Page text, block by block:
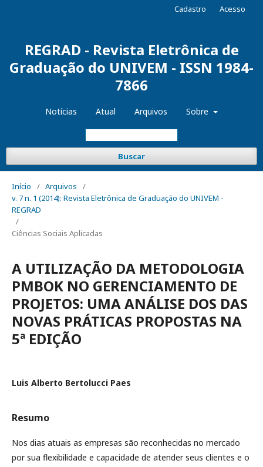
REGRAD - Revista Eletrônica de
Graduação do UNIVEM - ISSN 1984-
7866
Notícias Atual Arquivos Sobre
Buscar
Cadastro Acesso
Início / Arquivos
/
v. 7 n. 1 (2014): Revista Eletrônica de Graduação do UNIVEM -
REGRAD
/
Ciências Sociais Aplicadas
A UTILIZAÇÃO DA METODOLOGIA
PMBOK NO GERENCIAMENTO DE
PROJETOS: UMA ANÁLISE DOS DAS
NOVAS PRÁTICAS PROPOSTAS NA
5ª EDIÇÃO
Luis Alberto Bertolucci Paes
Resumo
Nos dias atuais as empresas são reconhecidas no mercado
por sua flexibilidade e capacidade de atender seus clientes e o